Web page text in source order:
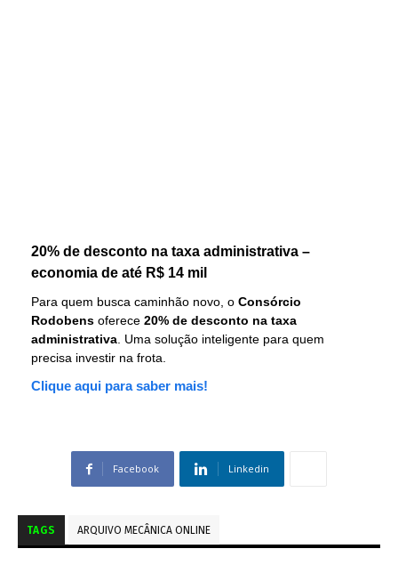
20% de desconto na taxa administrativa –
economia de até R$ 14 mil
Para quem busca caminhão novo, o Consórcio
Rodobens oferece 20% de desconto na taxa
administrativa . Uma solução inteligente para quem
precisa investir na frota.
Clique aqui para saber mais!
Facebook Linkedin
TAGS ARQUIVO MECÂNICA ONLINE